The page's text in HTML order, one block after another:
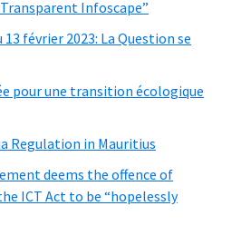
Infoscape”
février 2023: La Question se
pour une transition écologique
Regulation in Mauritius
deems the offence of
ICT Act to be “hopelessly